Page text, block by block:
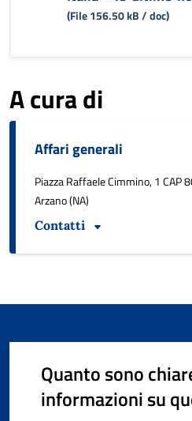
(File 156.50 kB / doc)
A cura di
Affari generali
Piazza Raffaele Cimmino, 1 CAP
Arzano (NA)
Contatti
Quanto sono
informazioni su